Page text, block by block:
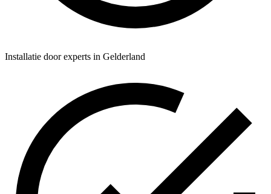
Installatie door experts in Gelderland